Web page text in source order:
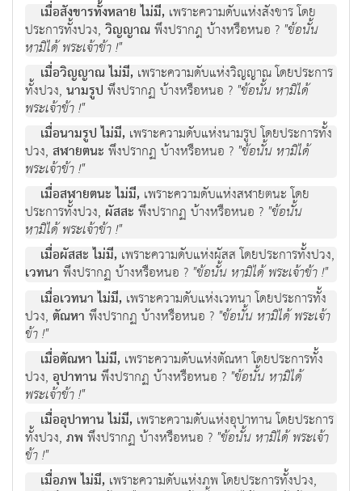
เมื่อสังขารทั้งหลาย ไม่มี, เพราะความดับแห่งสังขาร โดย
ประการทั้งปวง, วิญญาณพึงปรากฎ บ้างหรือหนอ ? "ข้อนั้น
หามิได้ พระเจ้าข้า !"
เมื่อวิญญาณ ไม่มี, เพราะความดับแห่งวิญญาณ โดยประการ
ทั้งปวง, นามรูป พึงปรากฏ บ้างหรือหนอ ? "ข้อนั้น หามิได้
พระเจ้าข้า !"
เมื่อนามรูป ไม่มี, เพราะความดับแห่งนามรูป โดยประการทั้ง
ปวง, สฬายตนะ พึงปรากฏ บ้างหรือหนอ ? "ข้อนั้น หามิได้
พระเจ้าข้า !"
เมื่อสฬายตนะ ไม่มี, เพราะความดับแห่งสฬายตนะ โดย
ประการทั้งปวง, ผัสสะ พึงปรากฏ บ้างหรือหนอ ? "ข้อนั้น
หามิได้ พระเจ้าข้า !"
เมื่อผัสสะ ไม่มี, เพราะความดับแห่งผัสส โดยประการทั้งปวง,
เวทนา พึงปรากฏ บ้างหรือหนอ ? "ข้อนั้น หามิได้ พระเจ้าข้า !"
เมื่อเวทนา ไม่มี, เพราะความดับแห่งเวทนา โดยประการทั้ง
ปวง, ตัณหา พึงปรากฏ บ้างหรือหนอ ? "ข้อนั้น หามิได้ พระเจ้า
ข้า !"
เมื่อตัณหา ไม่มี, เพราะความดับแห่งตัณหา โดยประการทั้ง
ปวง, อุปาทาน พึงปรากฏ บ้างหรือหนอ ? "ข้อนั้น หามิได้
พระเจ้าข้า !"
เมื่ออุปาทาน ไม่มี, เพราะความดับแห่งอุปาทาน โดยประการ
ทั้งปวง, ภพ พึงปรากฏ บ้างหรือหนอ ? "ข้อนั้น หามิได้ พระเจ้า
ข้า !"
เมื่อภพ ไม่มี, เพราะความดับแห่งภพ โดยประการทั้งปวง,